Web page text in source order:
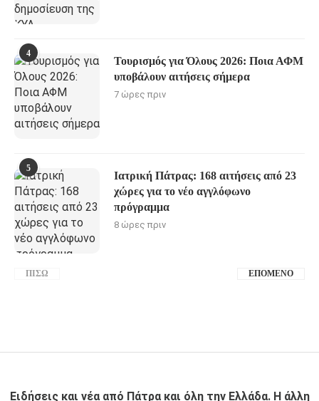
4
Τουρισμός για Όλους 2026: Ποια ΑΦΜ
υποβάλουν αιτήσεις σήμερα
7 ώρες πριν
5
Ιατρική Πάτρας: 168 αιτήσεις από 23
χώρες για το νέο αγγλόφωνο
πρόγραμμα
8 ώρες πριν
ΠΊΣΩ ΕΠΌΜΕΝΟ
Ειδήσεις και νέα από Πάτρα και όλη την Ελλάδα. Η άλλη